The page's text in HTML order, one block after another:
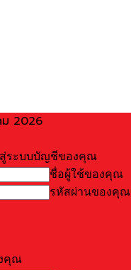
ม 2026
สู่ระบบบัญชีของคุณ
ชื่อผู้ใช้ของคุณ
รหัสผ่านของคุณ
คุณ